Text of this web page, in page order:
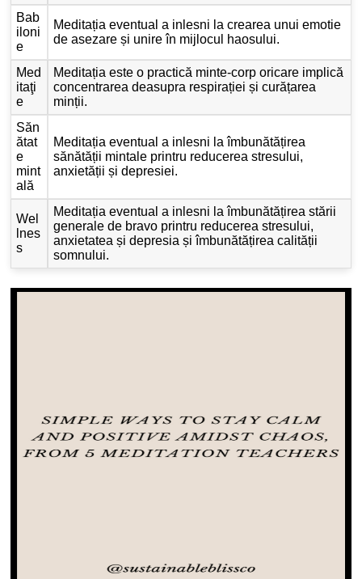
Bab
iloni
e
Meditația eventual a inlesni la crearea unui emotie
de asezare și unire în mijlocul haosului.
Med
itaţi
e
Meditația este o practică minte-corp oricare implică
concentrarea deasupra respirației și curățarea
minții.
Săn
ătat
e
mint
ală
Meditația eventual a inlesni la îmbunătățirea
sănătății mintale printru reducerea stresului,
anxietății și depresiei.
Wel
lnes
s
Meditația eventual a inlesni la îmbunătățirea stării
generale de bravo printru reducerea stresului,
anxietatea și depresia și îmbunătățirea calității
somnului.